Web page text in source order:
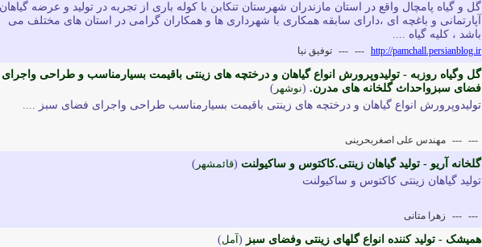
گل و گیاه پامچال واقع در استان مازندران شهرستان تنکابن با کوله باری از تجربه در تولید و عرضه گیاهان
آپارتمانی و باغچه ای ،دارای سابقه همکاری با شهرداری ها و همکاران گرامی در استان های مختلف می
باشد ، کلیه گیاه ....
http://pamchall.persianblog.ir
---
--- توفيق نيا
گل وگیاه روزبه - تولیدوپرورش انواع گیاهان و درختچه های زینتی باقیمت بسیارمناسب و طراحی واجرای
فضای سبزواحداث گلخانه های مدرن. (نوشهر )
تولیدوپرورش انواع گیاهان و درختچه های زینتی باقیمت بسیارمناسب طراحی واجرای فضای سبز ....
---
--- مهندس علی اصغربحرینی
گلخانه آریو - تولید گیاهان زینتی.کاکتوس و ساکیولنت (قائمشهر )
تولید گیاهان زینتی کاکتوس و ساکیولنت
---
--- زهرا متانی
همیشک - تولید کننده انواع گلهای زینتی وفضای سبز (آمل)